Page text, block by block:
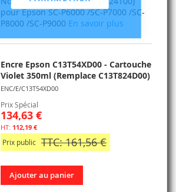
LISTE
D’ENVIE
pour Epson SC-P6000 /SC-P7000 /SC-
P8000 /SC-P9000 En savoir plus
Encre Epson C13T54XD00 - Cartouche
Violet 350ml (Remplace C13T824D00)
ENC/E/C13T54XD00
Prix Spécial
134,63 €
112,19 €
Prix public TTC: 161,56 €
Ajouter au panier